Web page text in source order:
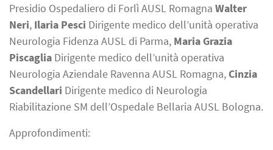
Presidio Ospedaliero di Forlì AUSL Romagna Walter
Neri, Ilaria Pesci Dirigente medico dell’unità operativa
Neurologia Fidenza AUSL di Parma, Maria Grazia
Piscaglia Dirigente medico dell’unità operativa
Neurologia Aziendale Ravenna AUSL Romagna, Cinzia
Scandellari Dirigente medico di Neurologia
Riabilitazione SM dell’Ospedale Bellaria AUSL Bologna.
Approfondimenti: